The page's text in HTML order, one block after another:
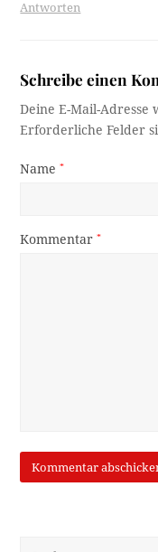
Antworten
Schreibe einen
Deine E-Mail-
Erforderliche Felder
Name*
Kommentar*